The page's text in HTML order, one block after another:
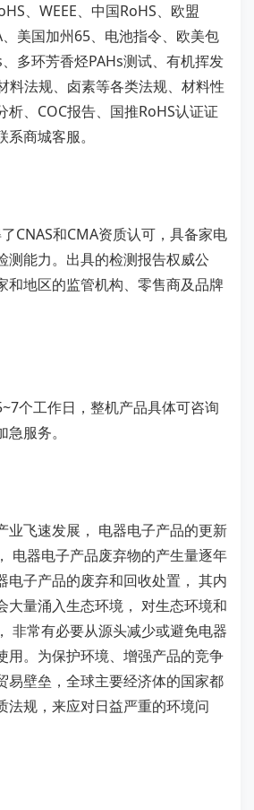
、WEEE、中国RoHS、欧盟
、美国加州65、电池指令、欧美包
多环芳香烃PAHs测试、有机挥发
料法规、卤素等各类法规、材料性
析、COC报告、国推RoHS认证证
商城客服。
CNAS和CMA资质认可，具备家电
测能力。出具的检测报告权威公
和地区的监管机构、零售商及品牌
个工作日，整机产品具体可咨询
急服务。
业飞速发展， 电器电子产品的更新
电器电子产品废弃物的产生量逐年
电子产品的废弃和回收处置， 其内
大量涌入生态环境， 对生态环境和
非常有必要从源头减少或避免电器
用。为保护环境、增强产品的竞争
易壁垒，全球主要经济体的国家都
法规，来应对日益严重的环境问